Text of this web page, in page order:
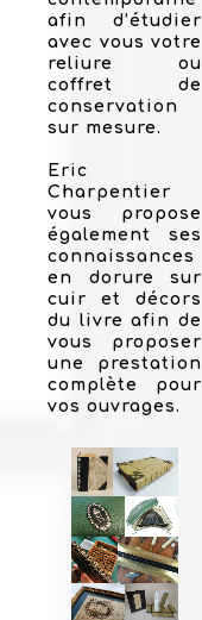
afin d’étudier
avec vous votre
reliure ou
coffret de
conservation
sur mesure.
Eric
Charpentier
vous propose
également ses
connaissances
en dorure sur
cuir et décors
du livre afin de
vous proposer
une prestation
complète pour
vos ouvrages.